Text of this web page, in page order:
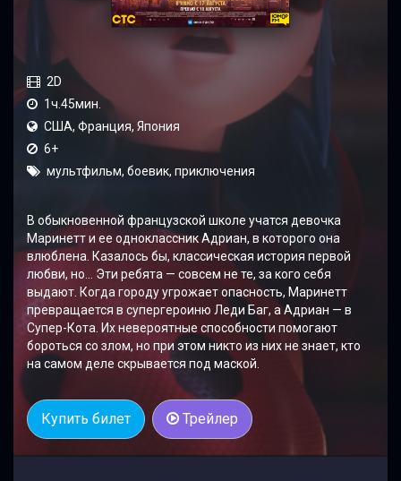
2D
1ч.45мин.
США, Франция, Япония
6+
мультфильм, боевик, приключения
В обыкновенной французской школе учатся девочка
Маринетт и ее одноклассник Адриан, в которого она
влюблена. Казалось бы, классическая история первой
любви, но… Эти ребята — совсем не те, за кого себя
выдают. Когда городу угрожает опасность, Маринетт
превращается в супергероиню Леди Баг, а Адриан — в
Супер-Кота. Их невероятные способности помогают
бороться со злом, но при этом никто из них не знает, кто
на самом деле скрывается под маской.
Купить билет Трейлер